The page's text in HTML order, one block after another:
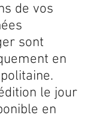
de vos
sont
en
le jour
en